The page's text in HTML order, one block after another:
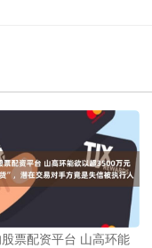
票配资平台 山高环能